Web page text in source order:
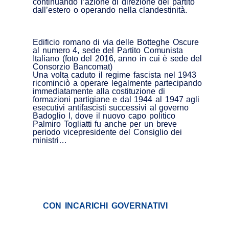
continuando l’azione di direzione del partito
dall’estero o operando nella clandestinità.
Edificio romano di via delle Botteghe Oscure
al numero 4, sede del Partito Comunista
Italiano (foto del 2016, anno in cui è sede del
Consorzio Bancomat)
Una volta caduto il regime fascista nel 1943
ricominciò a operare legalmente partecipando
immediatamente alla costituzione di
formazioni partigiane e dal 1944 al 1947 agli
esecutivi antifascisti successivi al governo
Badoglio I, dove il nuovo capo politico
Palmiro Togliatti fu anche per un breve
periodo vicepresidente del Consiglio dei
ministri…
CON INCARICHI GOVERNATIVI